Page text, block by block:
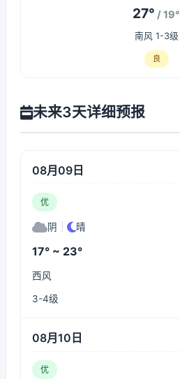
27° / 19°
南风 1-3级
良
未来3天详细预报
08月09日
优
阴 晴
17° ~ 23°
西风
3-4级
08月10日
优